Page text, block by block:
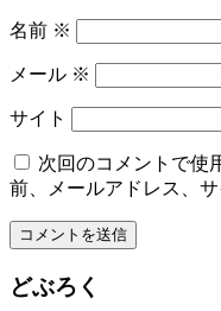
名前 ※
メール ※
サイト
次回のコメントで使
前、メールアドレス、サ
どぶろく